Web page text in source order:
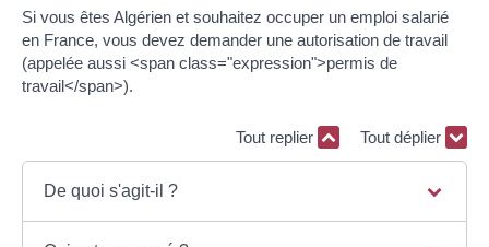
Si vous êtes Algérien et souhaitez occuper un emploi salarié
en France, vous devez demander une autorisation de travail
(appelée aussi <span class="expression">permis de
travail</span>).
Tout replier Tout déplier
De quoi s'agit-il ?